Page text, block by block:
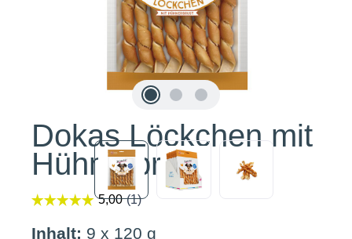
Dokas Löckchen mit
Hühnerbrust
Inhalt: 9 x 120 g